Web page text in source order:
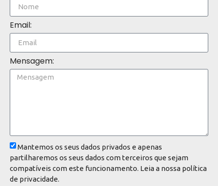
Email:
Mensagem:
Mantemos os seus dados privados e apenas
partilharemos os seus dados com terceiros que sejam
compatíveis com este funcionamento. Leia a nossa política
de privacidade